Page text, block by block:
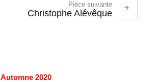
Pièce suivante
Christophe Alévêque
Automne 2020